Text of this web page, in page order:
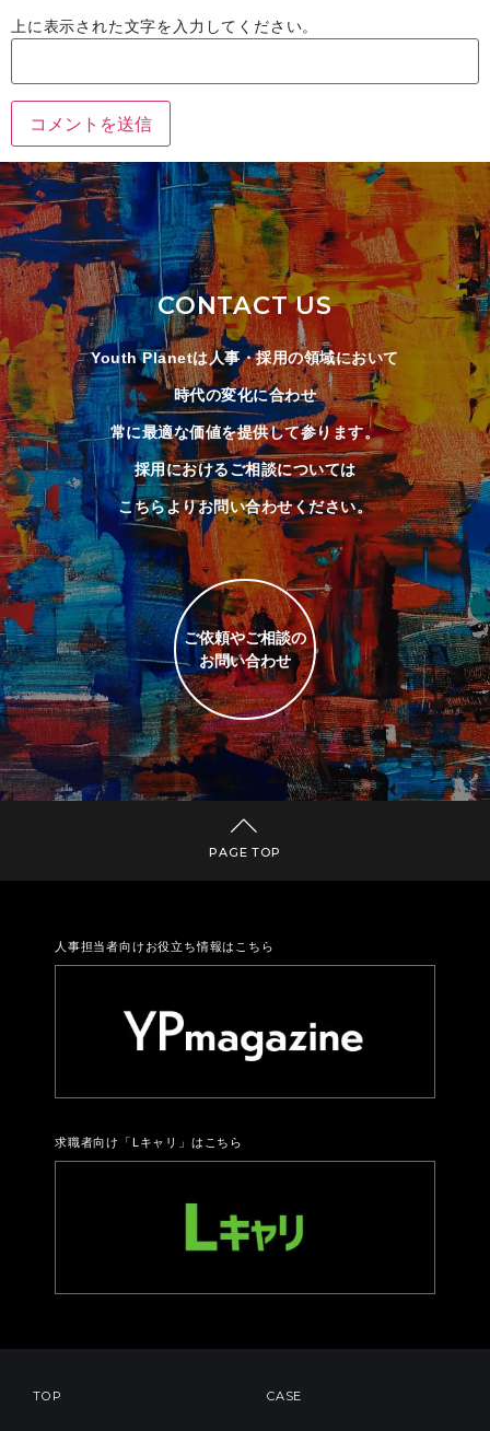
上に表示された文字を入力してください。
CONTACT US
Youth Planetは人事・採用の領域において
時代の変化に合わせ
常に最適な価値を提供して参ります。
採用におけるご相談については
こちらよりお問い合わせください。
ご依頼やご相談の
お問い合わせ
PAGE TOP
人事担当者向けお役立ち情報はこちら
求職者向け「Lキャリ」はこちら
TOP CASE